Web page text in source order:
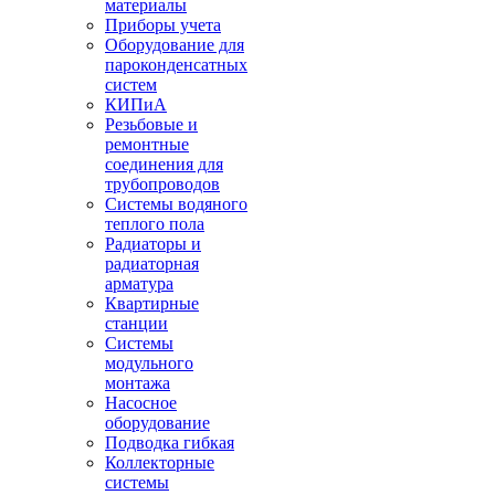
материалы
Приборы учета
Оборудование для
пароконденсатных
систем
КИПиА
Резьбовые и
ремонтные
соединения для
трубопроводов
Системы водяного
теплого пола
Радиаторы и
радиаторная
арматура
Квартирные
станции
Системы
модульного
монтажа
Насосное
оборудование
Подводка гибкая
Коллекторные
системы